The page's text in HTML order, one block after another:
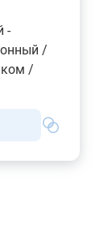
-
/
/